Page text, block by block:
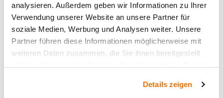
analysieren. Außerdem geben wir Informationen zu Ihrer
Verwendung unserer Website an unsere Partner für
soziale Medien, Werbung und Analysen weiter. Unsere
Partner führen diese Informationen möglicherweise mit
weiteren Daten zusammen, die Sie ihnen bereitgestellt
Details zeigen